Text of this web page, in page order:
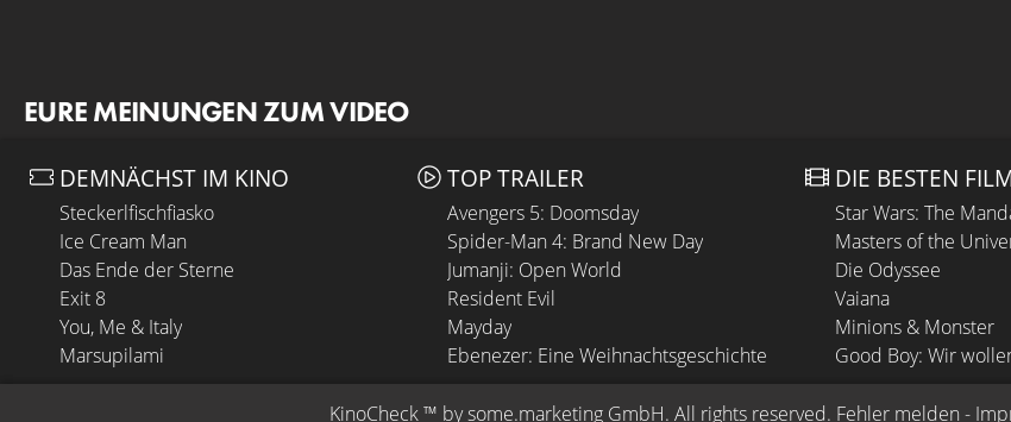
EURE MEINUNGEN ZUM VIDEO
DEMNÄCHST IM KINO
Steckerlfischfiasko
Ice Cream Man
Das Ende der Sterne
Exit 8
You, Me & Italy
Marsupilami
TOP TRAILER
Avengers 5: Doomsday
Spider-Man 4: Brand New Day
Jumanji: Open World
Resident Evil
Mayday
Ebenezer: Eine Weihnachtsgeschichte
DIE BESTEN
Star Wars: The
Masters of the
Die Odyssee
Vaiana
Minions & Monster
Good Boy: Wir
KinoCheck ™ by some.marketing GmbH. All rights reserved. Fehler melden -